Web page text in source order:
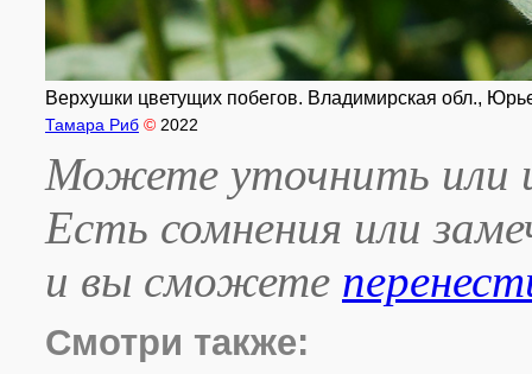
Верхушки цветущих побегов. Владимирская обл.,
Тамара Риб © 2022
Можете уточнить или
Есть сомнения или
и вы сможете
Смотри также: